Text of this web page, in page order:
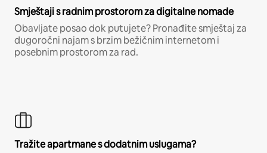
Smještaji s radnim prostorom za digitalne nomade
Obavljate posao dok putujete? Pronađite smještaj za
dugoročni najam s brzim bežičnim internetom i
posebnim prostorom za rad.
Tražite apartmane s dodatnim uslugama?